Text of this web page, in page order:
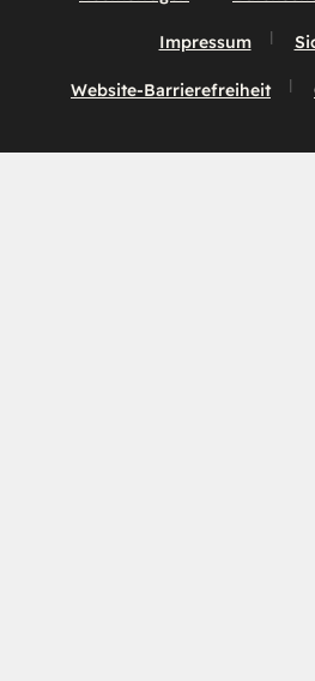
Impressum
Website-Barrierefreiheit